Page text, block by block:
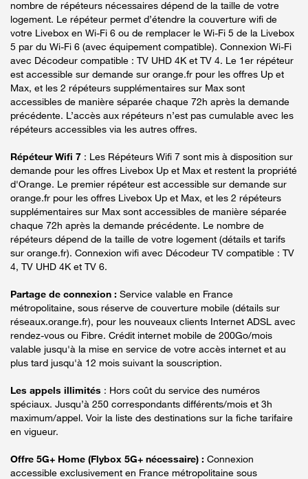
nombre de répéteurs nécessaires dépend de la taille de votre
logement. Le répéteur permet d’étendre la couverture wifi de
votre Livebox en Wi-Fi 6 ou de remplacer le Wi-Fi 5 de la Livebox
5 par du Wi-Fi 6 (avec équipement compatible). Connexion Wi-Fi
avec Décodeur compatible : TV UHD 4K et TV 4. Le 1er répéteur
est accessible sur demande sur orange.fr pour les offres Up et
Max, et les 2 répéteurs supplémentaires sur Max sont
accessibles de manière séparée chaque 72h après la demande
précédente. L’accès aux répéteurs n’est pas cumulable avec les
répéteurs accessibles via les autres offres.
Répéteur Wifi 7 : Les Répéteurs Wifi 7 sont mis à disposition sur
demande pour les offres Livebox Up et Max et restent la propriété
d'Orange. Le premier répéteur est accessible sur demande sur
orange.fr pour les offres Livebox Up et Max, et les 2 répéteurs
supplémentaires sur Max sont accessibles de manière séparée
chaque 72h après la demande précédente. Le nombre de
répéteurs dépend de la taille de votre logement (détails et tarifs
sur orange.fr). Connexion wifi avec Décodeur TV compatible : TV
4, TV UHD 4K et TV 6.
Partage de connexion : Service valable en France
métropolitaine, sous réserve de couverture mobile (détails sur
réseaux.orange.fr), pour les nouveaux clients Internet ADSL avec
rendez-vous ou Fibre. Crédit internet mobile de 200Go/mois
valable jusqu'à la mise en service de votre accès internet et au
plus tard jusqu'à 12 mois suivant la souscription.
Les appels illimités : Hors coût du service des numéros
spéciaux. Jusqu’à 250 correspondants différents/mois et 3h
maximum/appel. Voir la liste des destinations sur la fiche tarifaire
en vigueur.
Offre 5G+ Home (Flybox 5G+ nécessaire) : Connexion
accessible exclusivement en France métropolitaine sous